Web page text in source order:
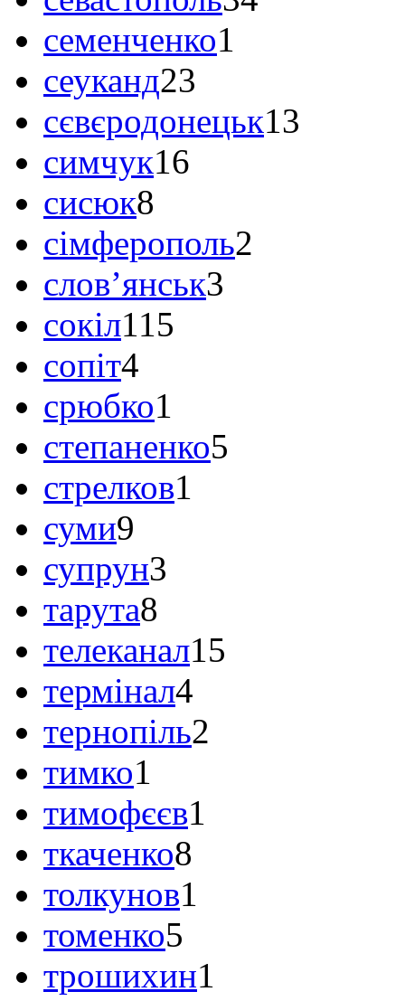
семенченко1
сеуканд23
сєвєродонецьк13
симчук16
сисюк8
сімферополь2
слов’янськ3
сокіл115
сопіт4
срюбко1
степаненко5
стрелков1
суми9
супрун3
тарута8
телеканал15
термінал4
тернопіль2
тимко1
тимофєєв1
ткаченко8
толкунов1
томенко5
трошихин1